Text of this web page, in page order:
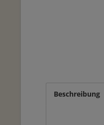
Beschreibung